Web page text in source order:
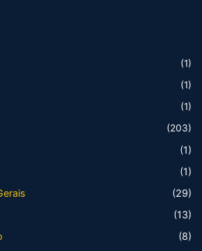
(1)
(1)
(1)
(203)
(1)
(1)
(29)
(13)
(8)